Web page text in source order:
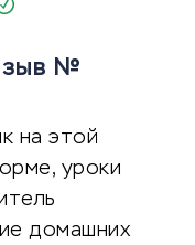
№
на этой
уроки
домашних